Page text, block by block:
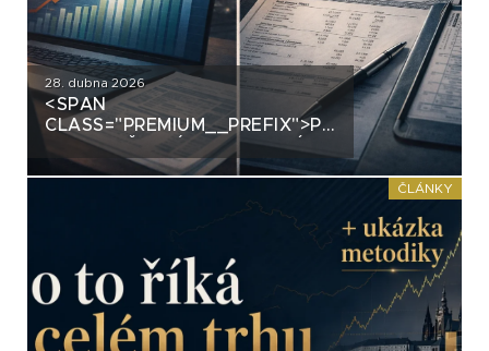
28. dubna 2026
<SPAN
CLASS="PREMIUM__PREFIX">PREMIUM</
INVESTOŘI STÁLE HODNOTÍ
FIREMNÍ DLUHOPISY OPTIKOU
ČLÁNKY